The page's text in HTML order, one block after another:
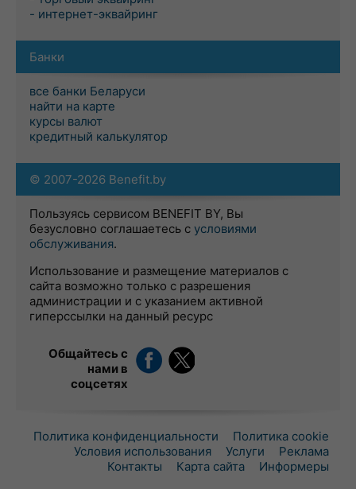
- интернет-эквайринг
Банки
все банки Беларуси
найти на карте
курсы валют
кредитный калькулятор
© 2007-2026 Benefit.by
Пользуясь сервисом BENEFIT BY, Вы
безусловно соглашаетесь с условиями
обслуживания.
Использование и размещение материалов с
сайта возможно только с разрешения
администрации и с указанием активной
гиперссылки на данный ресурс
Общайтесь с
нами в
соцсетях
Политика конфиденциальности
Политика cookie
Условия использования
Услуги
Реклама
Контакты
Карта сайта Информеры